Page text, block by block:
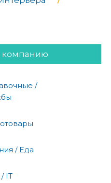
компанию
/
/ Еда
IT